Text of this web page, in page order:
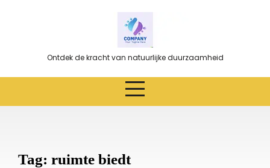
Ontdek de kracht van natuurlijke duurzaamheid
Tag: ruimte biedt